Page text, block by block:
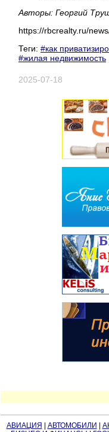
Авторы: Георгий
https://rbcrealty.ru/
Теги: #как
#жилая недвижимость
2025-07-18
АВИАЦИЯ | АВТОМОБИЛИ |